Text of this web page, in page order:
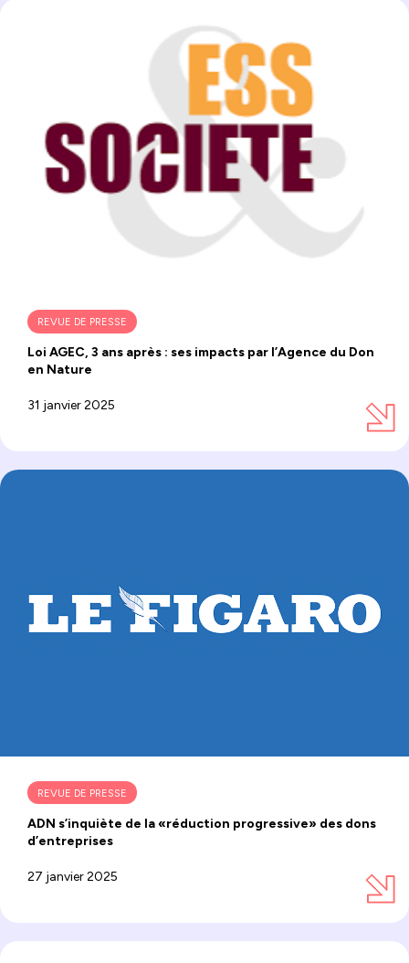
REVUE DE PRESSE
Loi AGEC, 3 ans après : ses impacts par l’Agence du Don
en Nature
31 janvier 2025
REVUE DE PRESSE
ADN s’inquiète de la «réduction progressive» des dons
d’entreprises
27 janvier 2025